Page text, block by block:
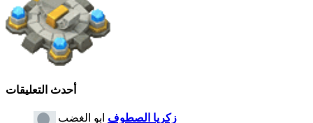
أحدث التعليقات
زكريا الصطوف ابو الغضب